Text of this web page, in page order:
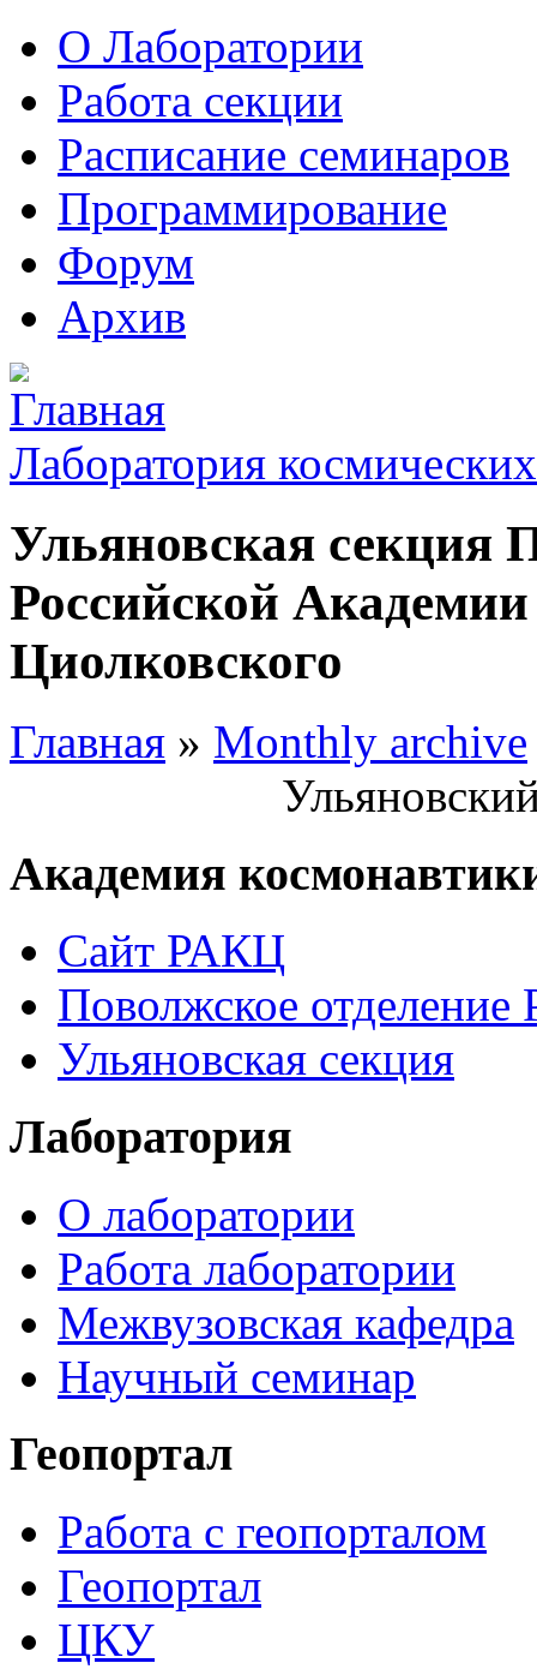
О Лаборатории
Работа секции
Расписание семинаров
Программирование
Форум
Архив
Лаборатория
Ульяновская секция
Российской
Циолковского
Главная » Monthly archive
Академия
Сайт РАКЦ
Поволжское
Ульяновская секция
Лаборатория
О лаборатории
Работа лаборатории
Межвузовская кафедра
Научный семинар
Геопортал
Работа с геопорталом
Геопортал
ЦКУ